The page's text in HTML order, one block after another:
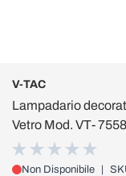
V-TAC
Lampadario
Vetro Mod. VT-
Non Disponibile